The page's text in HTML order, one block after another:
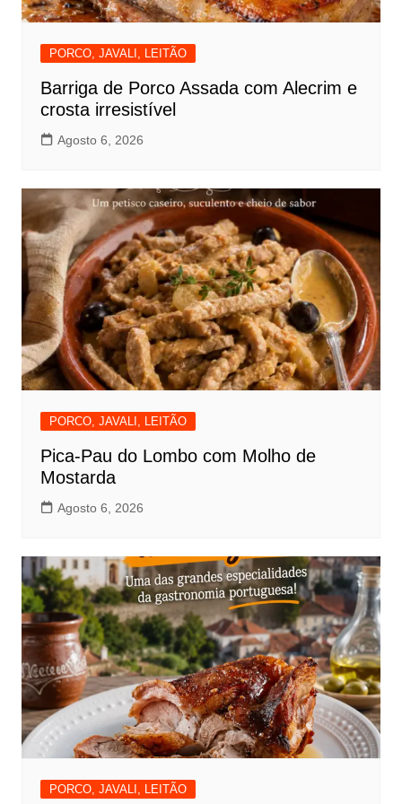
PORCO, JAVALI, LEITÃO
Barriga de Porco Assada com Alecrim e
crosta irresistível
Agosto 6, 2026
PORCO, JAVALI, LEITÃO
Pica-Pau do Lombo com Molho de
Mostarda
Agosto 6, 2026
PORCO, JAVALI, LEITÃO